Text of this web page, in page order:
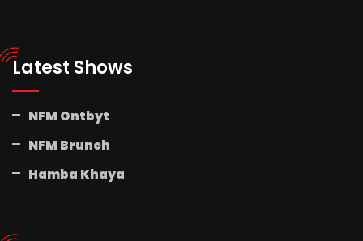
Latest Shows
NFM Ontbyt
NFM Brunch
Hamba Khaya